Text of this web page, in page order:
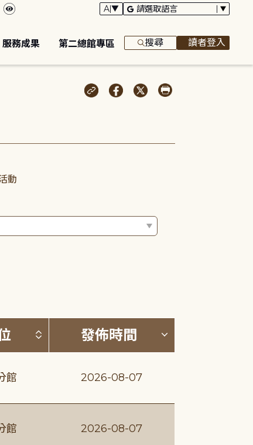
服務成果 第二總館專區 搜尋 讀者登入
動
降冪)按發布單位排序 (升降冪)
發佈時間 按發佈時間
館 2026-08-07
館 2026-08-07